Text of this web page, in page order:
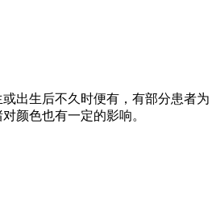
出生后不久时便有，有部分患者为
颜色也有一定的影响。